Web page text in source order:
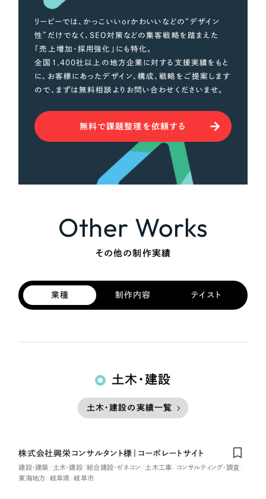
リーピーでは、かっこいいorかわいいなどの“デザイン
性”だけでなく、SEO対策などの集客戦略を踏まえた
「売上増加・採用強化」にも特化。
全国1,400社以上の地方企業に対する支援実績をもと
に、お客様にあったデザイン、構成、戦略をご提案します
ので、まずは無料相談よりお問い合わせくださいませ。
無料で課題整理を依頼する
Other Works
その他の制作実績
業種 制作内容 テイスト
土木・建設
土木・建設の実績一覧
株式会社興栄コンサルタント様｜コーポレートサイト
建設・建築 土木・建設 総合建設・ゼネコン 土木工事
コンサルティング・調査
東海地方
岐阜県 岐阜市